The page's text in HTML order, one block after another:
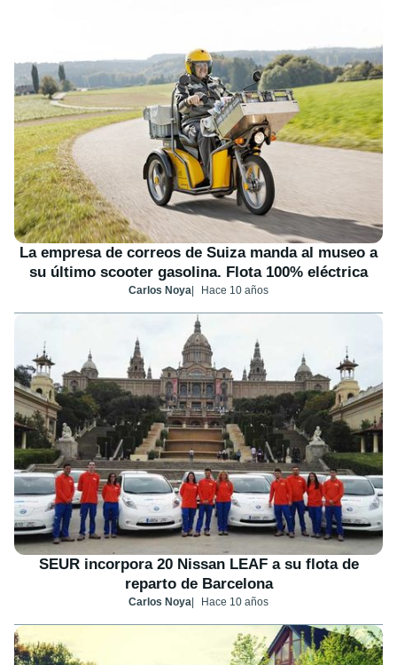
La empresa de correos de Suiza manda al museo a
su último scooter gasolina. Flota 100% eléctrica
Carlos Noya Hace 10 años
SEUR incorpora 20 Nissan LEAF a su flota de
reparto de Barcelona
Carlos Noya Hace 10 años